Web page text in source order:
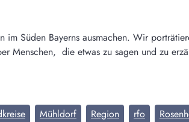
im Süden Bayerns ausmachen. Wir
Menschen, die etwas zu sagen und zu
Mühldorf Region rfo